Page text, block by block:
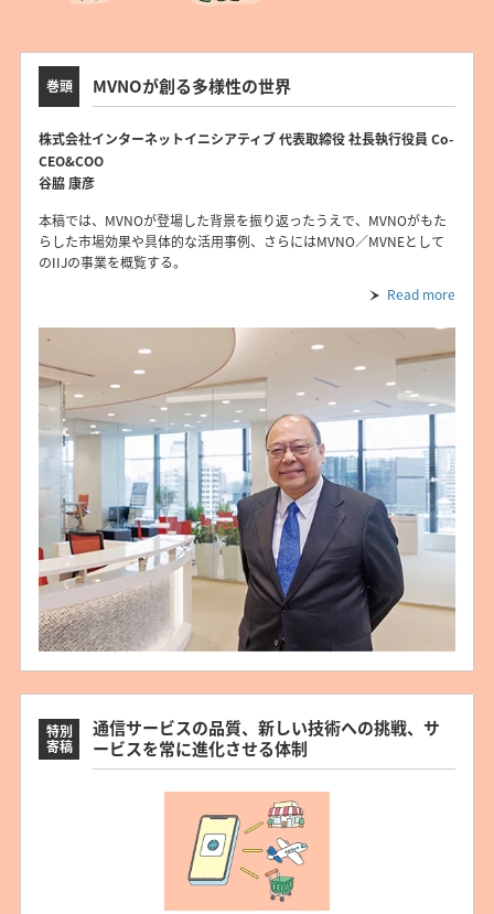
巻頭 MVNOが創る多様性の世界
株式会社インターネットイニシアティブ 代表取締役 社長執行役員 Co-
CEO&COO
谷脇 康彦
本稿では、MVNOが登場した背景を振り返ったうえで、MVNOがもた
らした市場効果や具体的な活用事例、さらにはMVNO／MVNEとして
のIIJの事業を概覧する。
Read more
特別
寄稿
通信サービスの品質、新しい技術への挑戦、サ
ービスを常に進化させる体制